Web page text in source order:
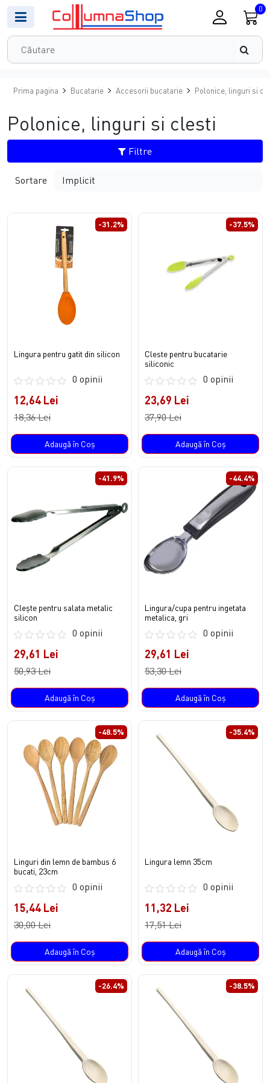
0
Prima pagina Bucatarie Accesorii bucatarie Polonice, linguri si
Polonice, linguri si clesti
Filtre
Sortare
-31.2%
Lingura pentru gatit din silicon
0 opinii
12,64 Lei
18,36 Lei
Adaugă în Coş
-37.5%
Cleste pentru bucatarie
siliconic
0 opinii
23,69 Lei
37,90 Lei
Adaugă în Coş
-41.9%
Clește pentru salata metalic
silicon
0 opinii
29,61 Lei
50,93 Lei
Adaugă în Coş
-44.4%
Lingura/cupa pentru ingetata
metalica, gri
0 opinii
29,61 Lei
53,30 Lei
Adaugă în Coş
-48.5%
Linguri din lemn de bambus 6
bucati, 23cm
0 opinii
15,44 Lei
30,00 Lei
Adaugă în Coş
-35.4%
Lingura lemn 35cm
0 opinii
11,32 Lei
17,51 Lei
Adaugă în Coş
-26.4% -38.5%